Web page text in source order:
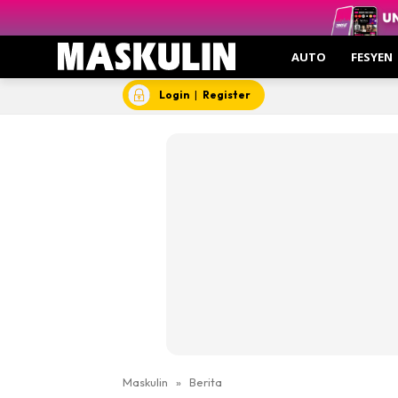
AUTO FESYEN
Login | Register
Maskulin » Berita